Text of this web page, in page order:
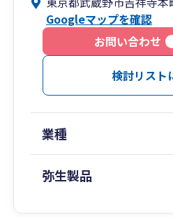
Googleマップを確認
お問い合わせ
検討リスト
業種
弥生製品